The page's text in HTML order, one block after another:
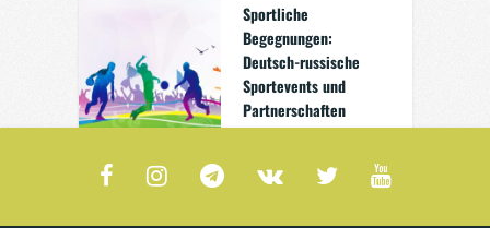
Sportliche
Begegnungen:
Deutsch-russische
Sportevents und
Partnerschaften